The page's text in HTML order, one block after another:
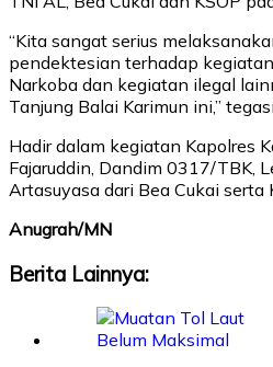
“Kita sangat serius
pendektesian terhadap
Narkoba dan kegiatan ilegal
Tanjung Balai Karimun ini,”
Hadir dalam kegiatan Kapolres
Fajaruddin, Dandim 0317/TBK,
Artasuyasa dari Bea Cukai serta
Anugrah/MN
Berita Lainnya: